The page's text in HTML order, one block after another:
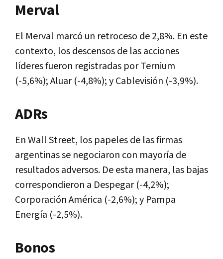
Merval
El Merval marcó un retroceso de 2,8%. En este
contexto, los descensos de las acciones
líderes fueron registradas por Ternium
(-5,6%); Aluar (-4,8%); y Cablevisión (-3,9%).
ADRs
En Wall Street, los papeles de las firmas
argentinas se negociaron con mayoría de
resultados adversos. De esta manera, las bajas
correspondieron a Despegar (-4,2%);
Corporación América (-2,6%); y Pampa
Energía (-2,5%).
Bonos